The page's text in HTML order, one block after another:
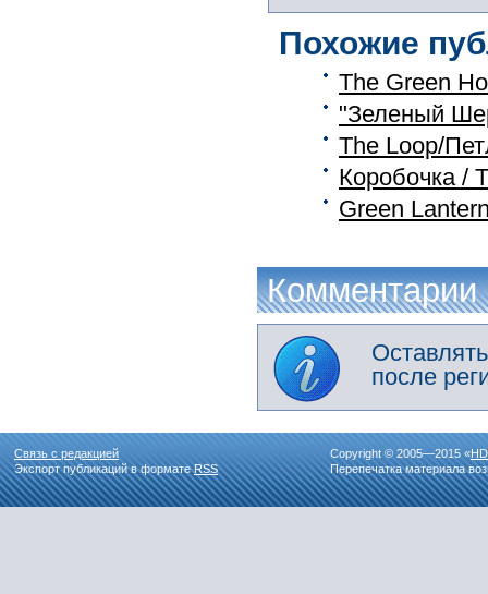
Похожие
The Green
"Зеленый
The Loop/
Коробочка /
Green
Комментарии
после
Связь с редакцией
Экспорт публикаций в форматеRSS
Copyright © 2005—2015 «
Перепечатка материала